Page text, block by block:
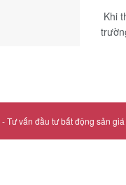
Khi
- Tư vấn đầu tư bất động sản giá